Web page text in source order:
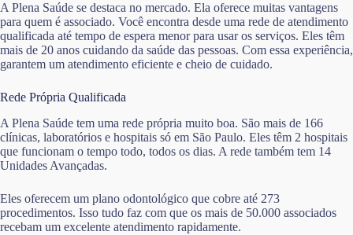
A Plena Saúde se destaca no mercado. Ela oferece muitas vantagens
para quem é associado. Você encontra desde uma rede de atendimento
qualificada até tempo de espera menor para usar os serviços. Eles têm
mais de 20 anos cuidando da saúde das pessoas. Com essa experiência,
garantem um atendimento eficiente e cheio de cuidado.
Rede Própria Qualificada
A Plena Saúde tem uma rede própria muito boa. São mais de 166
clínicas, laboratórios e hospitais só em São Paulo. Eles têm 2 hospitais
que funcionam o tempo todo, todos os dias. A rede também tem 14
Unidades Avançadas.
Eles oferecem um plano odontológico que cobre até 273
procedimentos. Isso tudo faz com que os mais de 50.000 associados
recebam um excelente atendimento rapidamente.